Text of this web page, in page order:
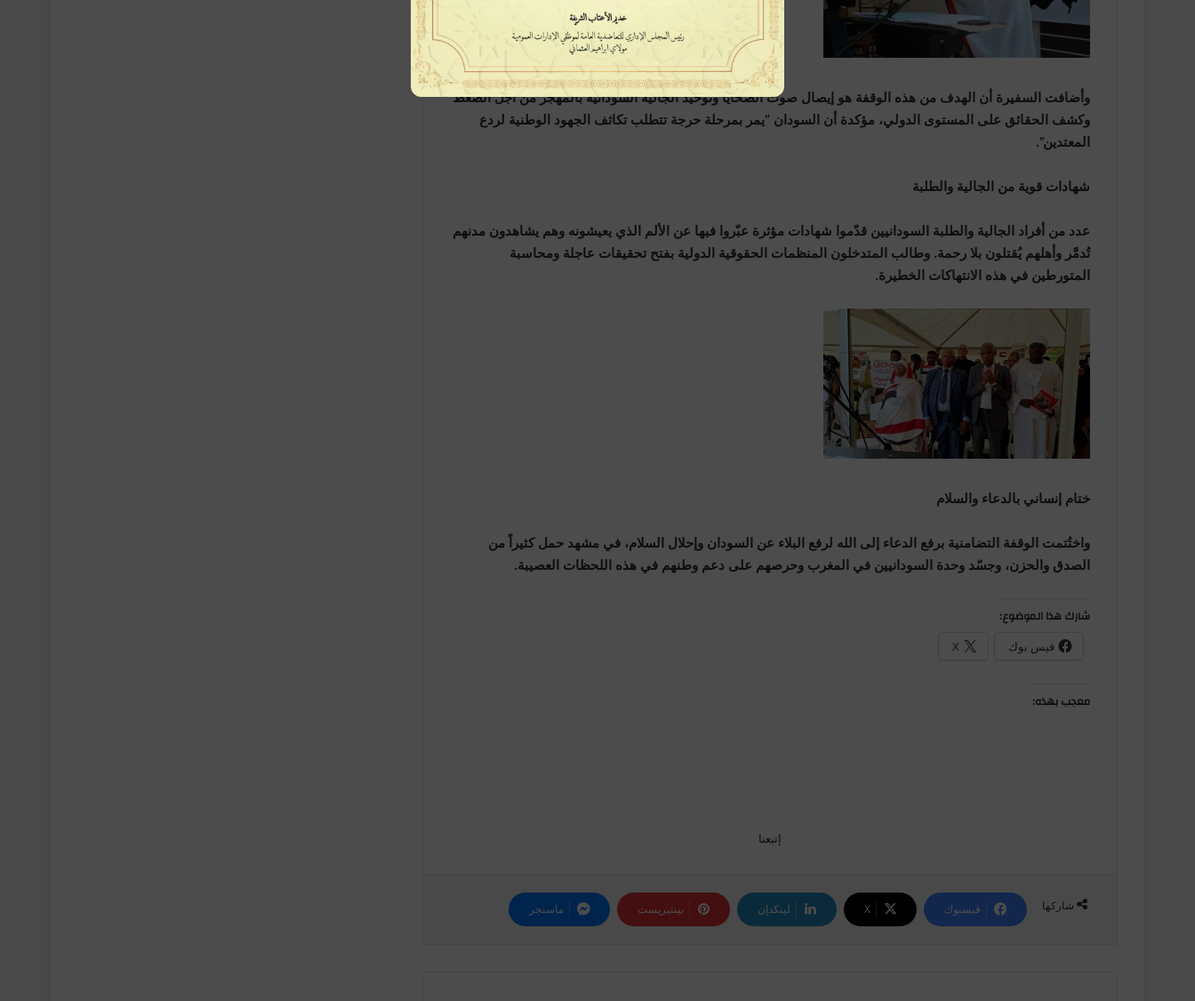
وأضافت السفيرة أن الهدف من هذه الوقفة هو إيصال صوت الضحايا وتوحيد الجالية السودانية بالمهجر من أجل الضغط
وكشف الحقائق على المستوى الدولي، مؤكدة أن السودان “يمر بمرحلة حرجة تتطلب تكاثف الجهود الوطنية لردع
المعتدين”.
شهادات قوية من الجالية والطلبة
عدد من أفراد الجالية والطلبة السودانيين قدّموا شهادات مؤثرة عبّروا فيها عن الألم الذي يعيشونه وهم يشاهدون مدنهم
تُدمَّر وأهلهم يُقتلون بلا رحمة. وطالب المتدخلون المنظمات الحقوقية الدولية بفتح تحقيقات عاجلة ومحاسبة
المتورطين في هذه الانتهاكات الخطيرة.
ختام إنساني بالدعاء والسلام
واختُتمت الوقفة التضامنية برفع الدعاء إلى الله لرفع البلاء عن السودان وإحلال السلام، في مشهد حمل كثيراً من
الصدق والحزن، وجسّد وحدة السودانيين في المغرب وحرصهم على دعم وطنهم في هذه اللحظات العصيبة.
شارك هذا الموضوع:
فيس بوك X
معجب بهذه:
إتبعنا
شاركها فيسبوك ‫X لينكدإن بينتيريست ماسنجر